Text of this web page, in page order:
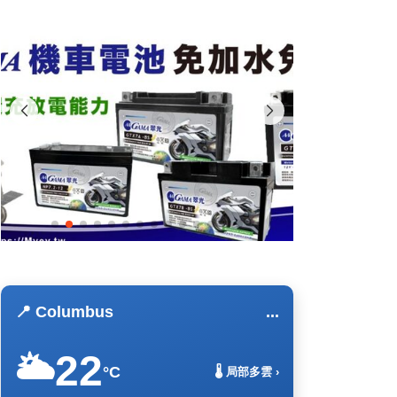
📍 Columbus ...
🌥️22°C 🌡️ 局部多雲 ›